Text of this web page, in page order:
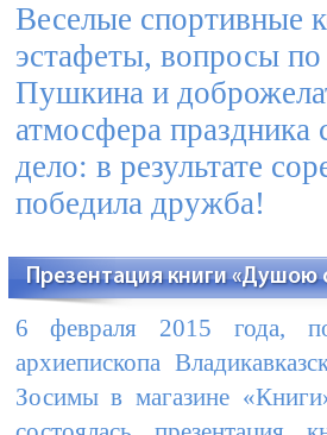
Веселые спортивные
эстафеты, вопросы по
Пушкина и
атмосфера праздника
дело: в результате
победила дружба!
Презентация книги «Душою
6 февраля 2015 года,
архиепископа
Зосимы в магазине